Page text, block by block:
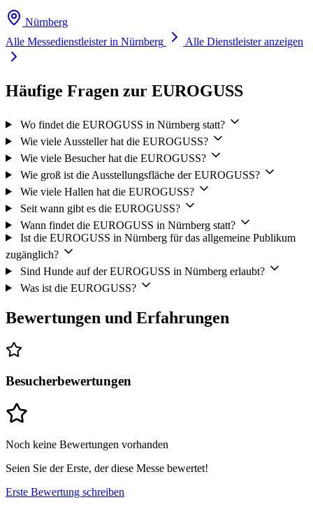
Nürnberg
Alle Messedienstleister in Nürnberg
Alle Dienstleister anzeigen
Häufige Fragen zur EUROGUSS
Wo findet die EUROGUSS in Nürnberg statt?
Wie viele Aussteller hat die EUROGUSS?
Wie viele Besucher hat die EUROGUSS?
Wie groß ist die Ausstellungsfläche der EUROGUSS?
Wie viele Hallen hat die EUROGUSS?
Seit wann gibt es die EUROGUSS?
Wann findet die EUROGUSS in Nürnberg statt?
Ist die EUROGUSS in Nürnberg für das allgemeine Publikum
zugänglich?
Sind Hunde auf der EUROGUSS in Nürnberg erlaubt?
Was ist die EUROGUSS?
Bewertungen und Erfahrungen
Besucherbewertungen
Noch keine Bewertungen vorhanden
Seien Sie der Erste, der diese Messe bewertet!
Erste Bewertung schreiben